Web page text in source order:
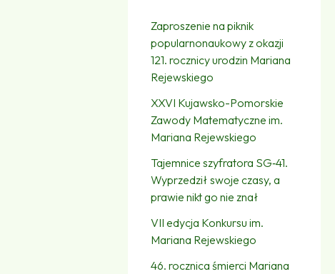
Zaproszenie na piknik
popularnonaukowy z okazji
121. rocznicy urodzin Mariana
Rejewskiego
XXVI Kujawsko-Pomorskie
Zawody Matematyczne im.
Mariana Rejewskiego
Tajemnice szyfratora SG‑41.
Wyprzedził swoje czasy, a
prawie nikt go nie znał
VII edycja Konkursu im.
Mariana Rejewskiego
46. rocznica śmierci Mariana